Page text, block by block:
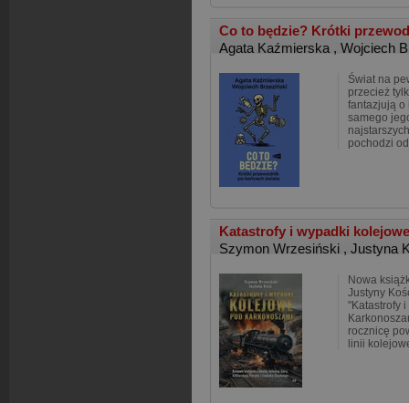
Co to będzie? Krótki
Agata Kaźmierska , Wojciech
Świat na
przecież
fantazjują o
samego
pochodzi
Katastrofy i wypadki
Szymon Wrzesiński , Justyna
Nowa
Justyny
"Katastrofy
rocznicę
linii